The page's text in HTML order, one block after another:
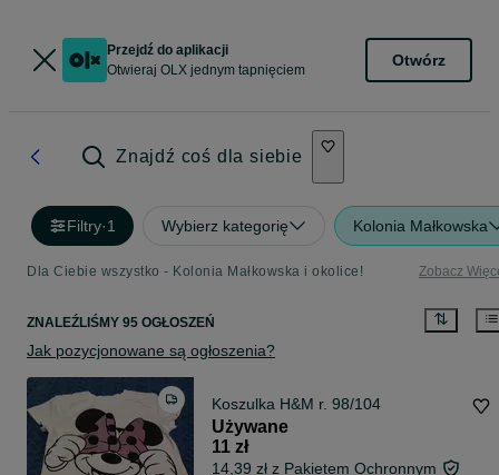
Przejdź do aplikacji
Otwieraj OLX jednym tapnięciem
Otwórz
Znajdź coś dla siebie
Filtry·1 Wybierz kategorię Kolonia Małkowska
Dla Ciebie wszystko - Kolonia Małkowska i okolice! Zobacz
ZNALEŹLIŚMY 95 OGŁOSZEŃ
Jak pozycjonowane są ogłoszenia?
Koszulka H&M r. 98/104
Używane
11 zł
14,39 zł z Pakietem Ochronnym